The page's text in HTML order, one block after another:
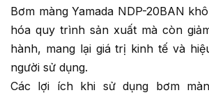
Bơm màng Yamada NDP-20BAN
hóa quy trình sản xuất mà còn
hành, mang lại giá trị kinh tế và
người sử dụng.
Các lợi ích khi sử dụng bơm